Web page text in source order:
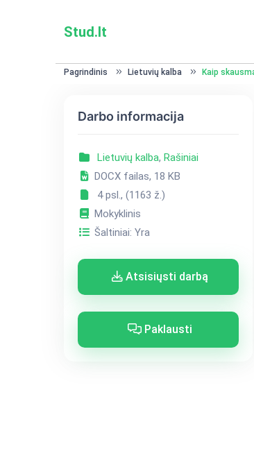
Stud.lt
Pagrindinis Lietuvių kalba Kaip
Darbo informacija
Lietuvių kalba, Rašiniai
DOCX failas, 18 KB
4 psl., (1163 ž.)
Mokyklinis
Šaltiniai: Yra
Atsisiųsti darbą
Paklausti